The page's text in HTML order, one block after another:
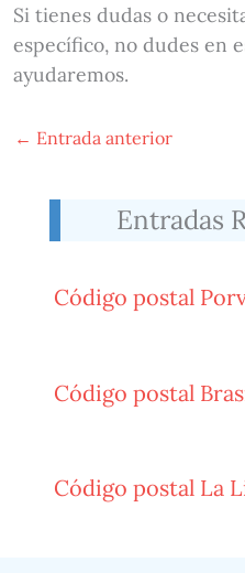
Si tienes dudas o
específico, no dudes en
ayudaremos.
← Entrada anterior
Entradas
Código postal
Código postal
Código postal La